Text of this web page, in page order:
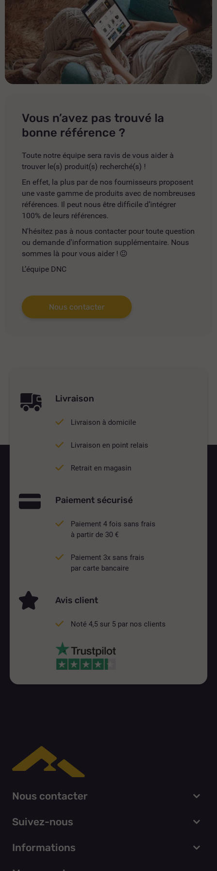
Vous n’avez pas trouvé la
bonne référence ?
Toute notre équipe sera ravis de vous aider à
trouver le(s) produit(s) recherché(s) !
En effet, la plus par de nos fournisseurs proposent
une vaste gamme de produits avec de nombreuses
références. Il peut nous être difficile d’intégrer
100% de leurs références.
N'hésitez pas à nous contacter pour toute question
ou demande d'information supplémentaire. Nous
sommes là pour vous aider !
L’équipe DNC
Nous contacter
Livraison
Livraison à domicile
Livraison en point relais
Retrait en magasin
Paiement sécurisé
Paiement 4 fois sans frais
à partir de 30 €
Paiement 3x sans frais
par carte bancaire
Avis client
Noté 4,5 sur 5 par nos clients
Nous contacter
Suivez-nous
Informations